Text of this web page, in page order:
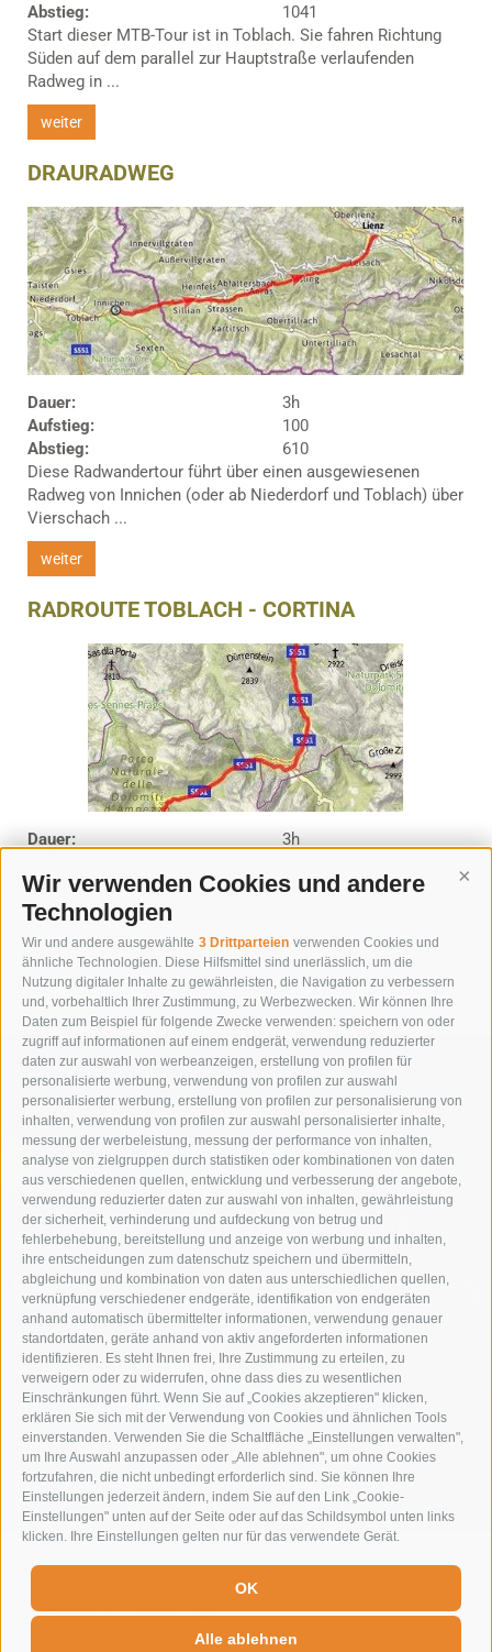
Wir verwenden Cookies und andere
Technologien
Wir und andere ausgewählte 3 Drittparteien verwenden Cookies und
ähnliche Technologien. Diese Hilfsmittel sind unerlässlich, um die
Nutzung digitaler Inhalte zu gewährleisten, die Navigation zu verbessern
und, vorbehaltlich Ihrer Zustimmung, zu Werbezwecken. Wir können Ihre
Daten zum Beispiel für folgende Zwecke verwenden: speichern von oder
zugriff auf informationen auf einem endgerät, verwendung reduzierter
daten zur auswahl von werbeanzeigen, erstellung von profilen für
personalisierte werbung, verwendung von profilen zur auswahl
personalisierter werbung, erstellung von profilen zur personalisierung von
inhalten, verwendung von profilen zur auswahl personalisierter inhalte,
messung der werbeleistung, messung der performance von inhalten,
analyse von zielgruppen durch statistiken oder kombinationen von daten
aus verschiedenen quellen, entwicklung und verbesserung der angebote,
verwendung reduzierter daten zur auswahl von inhalten, gewährleistung
der sicherheit, verhinderung und aufdeckung von betrug und
fehlerbehebung, bereitstellung und anzeige von werbung und inhalten,
ihre entscheidungen zum datenschutz speichern und übermitteln,
abgleichung und kombination von daten aus unterschiedlichen quellen,
verknüpfung verschiedener endgeräte, identifikation von endgeräten
anhand automatisch übermittelter informationen, verwendung genauer
standortdaten, geräte anhand von aktiv angeforderten informationen
identifizieren. Es steht Ihnen frei, Ihre Zustimmung zu erteilen, zu
verweigern oder zu widerrufen, ohne dass dies zu wesentlichen
Einschränkungen führt. Wenn Sie auf „Cookies akzeptieren" klicken,
erklären Sie sich mit der Verwendung von Cookies und ähnlichen Tools
einverstanden. Verwenden Sie die Schaltfläche „Einstellungen verwalten",
um Ihre Auswahl anzupassen oder „Alle ablehnen", um ohne Cookies
fortzufahren, die nicht unbedingt erforderlich sind. Sie können Ihre
Einstellungen jederzeit ändern, indem Sie auf den Link „Cookie-
Einstellungen" unten auf der Seite oder auf das Schildsymbol unten links
klicken. Ihre Einstellungen gelten nur für das verwendete Gerät.
OK
Alle ablehnen
Abstieg:
1041
Start dieser MTB-Tour ist in Toblach. Sie fahren Richtung
Süden auf dem parallel zur Hauptstraße verlaufenden
Radweg in ...
weiter
DRAURADWEG
Dauer:
3h
Aufstieg:
100
Abstieg:
610
Diese Radwandertour führt über einen ausgewiesenen
Radweg von Innichen (oder ab Niederdorf und Toblach) über
Vierschach ...
weiter
RADROUTE TOBLACH - CORTINA
Dauer:
3h
Abstieg:
320
Die Route von Toblach nach Cortina ist eine leichte
Mountainbiketour entlang der alten Bahntraße. Die Tour
führt ...
weiter
TAUCHE EIN IN DIE NATUR DES
LEBENS
SOMMERURLAUB
Plätzwiese 60 - I-39030 Prags
F+39 0474 749071